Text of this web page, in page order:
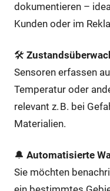
dokumentieren –
Kunden oder im
🛠️
Sensoren erfassen
Temperatur oder
relevant z. B. bei
Materialien.
🔔 Automatisierte
Sie möchten